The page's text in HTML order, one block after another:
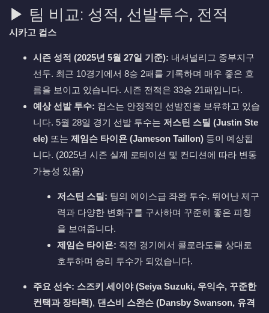
▶ 팀 비교: 성적, 선발투수, 전적
시카고 컵스
시즌 성적 (2025년 5월 27일 기준): 내셔널리그 중부지구
선두. 최근 10경기에서 8승 2패를 기록하며 매우 좋은 흐
름을 보이고 있습니다. 시즌 전적은 33승 21패입니다.
예상 선발 투수: 컵스는 안정적인 선발진을 보유하고 있습
니다. 5월 28일 경기 선발 투수는 저스틴 스틸 (Justin Ste
ele) 또는 제임슨 타이욘 (Jameson Taillon) 등이 예상됩
니다. (2025년 시즌 실제 로테이션 및 컨디션에 따라 변동
가능성 있음)
저스틴 스틸: 팀의 에이스급 좌완 투수. 뛰어난 제구
력과 다양한 변화구를 구사하며 꾸준히 좋은 피칭
을 보여줍니다.
제임슨 타이욘: 직전 경기에서 콜로라도를 상대로
호투하며 승리 투수가 되었습니다.
주요 선수: 스즈키 세이야 (Seiya Suzuki, 우익수, 꾸준한
컨택과 장타력), 댄스비 스완슨 (Dansby Swanson, 유격